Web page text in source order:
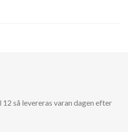
så levereras varan dagen efter